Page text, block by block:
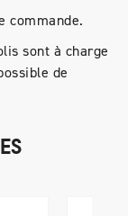
commande.
sont à charge
de